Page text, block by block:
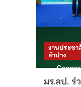
งานประชา
ลำปาง
มร.ลป. ร่